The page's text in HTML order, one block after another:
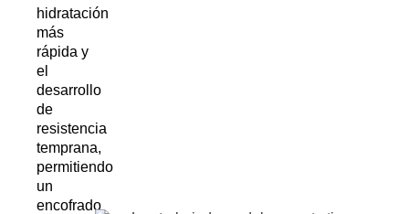
hidratación
más
rápida y
el
desarrollo
de
resistencia
temprana,
permitiendo
un
encofrado